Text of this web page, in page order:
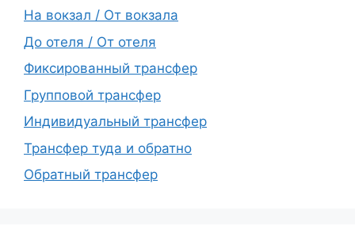
На вокзал / От вокзала
До отеля / От отеля
Фиксированный трансфер
Групповой трансфер
Индивидуальный трансфер
Трансфер туда и обратно
Обратный трансфер